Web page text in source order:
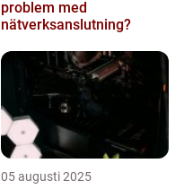
problem med
nätverksanslutning?
05 augusti 2025